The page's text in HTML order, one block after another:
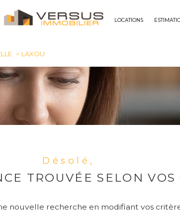
LOCATIONS
LAXOU
Désolé,
TROUVÉE SELON VOS
nouvelle recherche en modifiant vos